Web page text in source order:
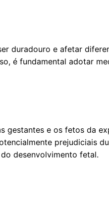
duradouro e afetar
é fundamental adotar
gestantes e os fetos da
prejudiciais
desenvolvimento fetal.